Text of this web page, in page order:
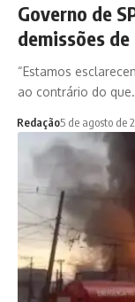
Governo de
demissões
“Estamos
ao contrário do
Redação5 de agosto de